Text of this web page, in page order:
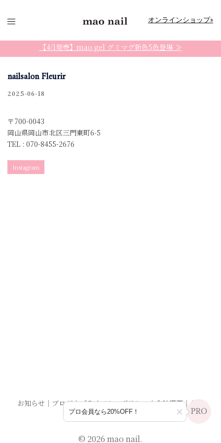
ン
ツ
オンラインショップ»
nailsalon Fleurir
2025-06-18
〒700-0043
岡山県岡山市北区三門東町6-5
TEL : 070-8455-2676
Instagram
お知らせ ｜ ブログ｜プライバシーポリシー｜会社概要｜ お問
い合わせ
【4/1発売】mao gel グミマグ新色5色登場 ≫
© 2026 mao nail.
プロ会員なら20%OFF！